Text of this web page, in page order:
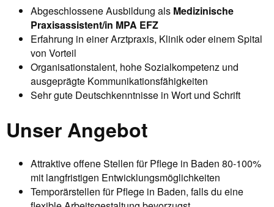
Abgeschlossene Ausbildung als Medizinische
Praxisassistent/in MPA EFZ
Erfahrung in einer Arztpraxis, Klinik oder einem Spital
von Vorteil
Organisationstalent, hohe Sozialkompetenz und
ausgeprägte Kommunikationsfähigkeiten
Sehr gute Deutschkenntnisse in Wort und Schrift
Unser Angebot
Attraktive offene Stellen für Pflege in Baden 80-100%
mit langfristigen Entwicklungsmöglichkeiten
Temporärstellen für Pflege in Baden, falls du eine